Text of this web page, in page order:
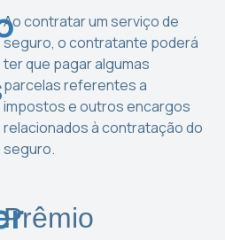
Ao contratar um serviço de
seguro, o contratante poderá
ter que pagar algumas
parcelas referentes a
impostos e outros encargos
relacionados à contratação do
seguro.
Prêmio